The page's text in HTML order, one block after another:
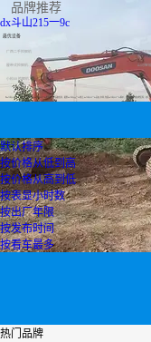
品牌推荐
dx斗山215一9c
最优设备
广西二手挖掘机 轮式挖掘
小松60挖掘机价格
【dx斗山215一9c】专区为您汇总有关dx斗山215一9c有关的二手设备信息，提供dx斗山215一9c转让,dx斗山215一9c买卖,市场,包括dx斗山215一9c报价，热卖品牌，热卖地区等；还
默认排序
按价格从低到高
按价格从高到低
按表显小时数
按出厂年限
按发布时间
按看车最多
热门品牌